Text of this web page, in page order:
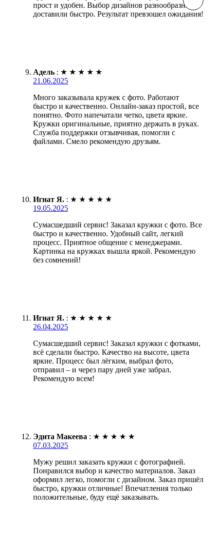
прост и удобен. Выбор дизайнов разнообразный,
доставили быстро. Результат превзошел ожидания!
Адель : ★ ★ ★ ★ ★
21.06.2025
Много заказывала кружек с фото. Работают
быстро и качественно. Онлайн-заказ простой, все
понятно. Фото напечатали четко, цвета яркие.
Кружки оригинальные, приятно держать в руках.
Служба поддержки отзывчивая, помогли с
файлами. Смело рекомендую друзьям.
Игнат Я. : ★ ★ ★ ★ ★
19.05.2025
Сумасшедший сервис! Заказал кружки с фото. Все
быстро и качественно. Удобный сайт, легкий
процесс. Приятное общение с менеджерами.
Картинка на кружках вышла яркой. Рекомендую
без сомнений!
Игнат Я. : ★ ★ ★ ★ ★
26.04.2025
Сумасшедший сервис! Заказал кружки с фотками,
всё сделали быстро. Качество на высоте, цвета
яркие. Процесс был лёгким, выбрал фото,
отправил – и через пару дней уже забрал.
Рекомендую всем!
Эдита Макеева : ★ ★ ★ ★ ★
07.03.2025
Мужу решил заказать кружки с фотографией.
Понравился выбор и качество материалов. Заказ
оформил легко, помогли с дизайном. Заказ пришёл
быстро, кружки отличные! Впечатления только
положительные, буду ещё заказывать.